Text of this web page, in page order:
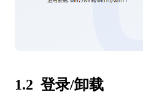
1.2 登录/卸载